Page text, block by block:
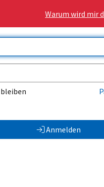
Warum wird mir
Anmelden